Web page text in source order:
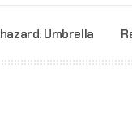
Umbrella